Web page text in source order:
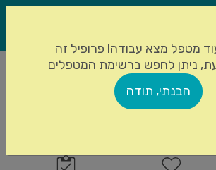
סיעודיים
מטפל מצא עבודה! פרופיל זה
ניתן לחפש ברשימת המטפלים
הבנתי, תודה